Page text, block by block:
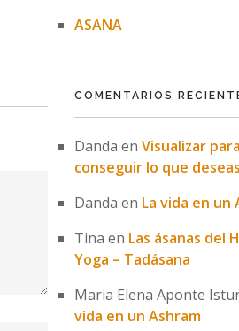
ASANA
COMENTARIOS
Danda en Visualizar para
conseguir lo que deseas
Danda en La vida en un
Tina en Las ásanas del
Yoga – Tadásana
Maria Elena Aponte
vida en un Ashram